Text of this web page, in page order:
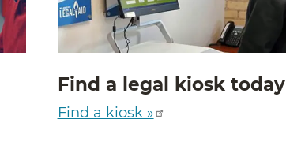
Find a legal kiosk today
Find a kiosk »